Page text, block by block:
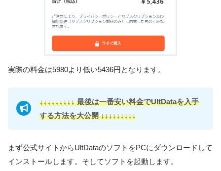
実際の料金は5980より低い5436円となります。
↓↓↓↓↓↓↓↓↓ 最後は一番安い料金でUltDataを入手
する方法を大公開↓↓↓↓↓↓↓↓↓
まず公式サイトからUltDataのソフトをPCにダウンロードして
インストールします。そしてソフトを起動します。